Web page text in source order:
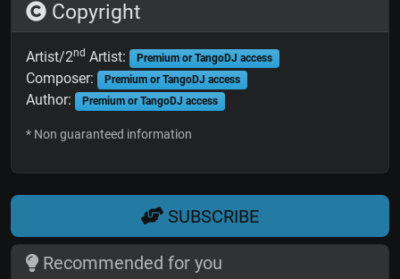
Copyright
Artist/2nd Artist: Premium or TangoDJ access
Composer: Premium or TangoDJ access
Author: Premium or TangoDJ access
* Non guaranteed information
SUBSCRIBE
Recommended for you